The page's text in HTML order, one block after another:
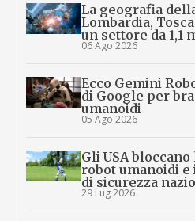
La geografia
Lombardia,
un settore da 1,1
06 Ago 2026
Ecco Gemini
di Google per
umanoidi
05 Ago 2026
Gli USA
robot umanoidi e
di sicurezza
29 Lug 2026